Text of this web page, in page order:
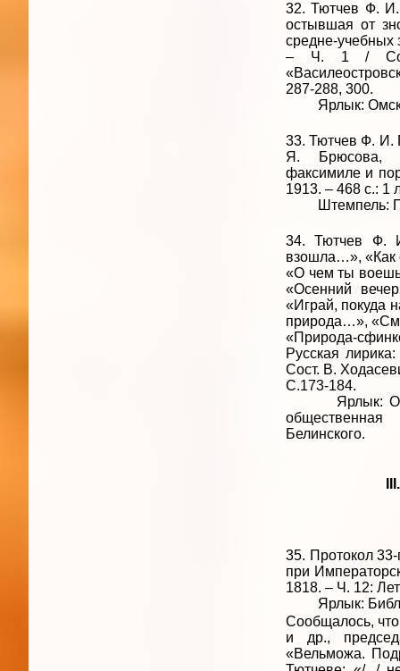
32. Тютчев Ф.
остывшая от
средне-учебных
– Ч. 1 / Сост.
287-288, 300.
Ярлык: Омская
33. Тютчев Ф. И.
Я. Брюсова,
факсимиле и
1913. – 468 с.: 1
Штемпель:
34. Тютчев Ф.
взошла…»,
«О чем ты
«Осенний
«Играй, покуда
природа…»,
«Природа-
Русская
Сост. В.
С.173-184.
Ярлык:
35. Протокол
при
1818. – Ч. 12:
Ярлык:
Сообщалось,
и др.,
«Вельможа.